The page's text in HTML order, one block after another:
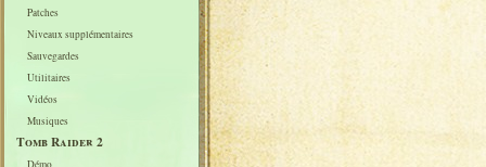
Patches
Niveaux supplémentaires
Sauvegardes
Utilitaires
Vidéos
Musiques
Tomb Raider 2